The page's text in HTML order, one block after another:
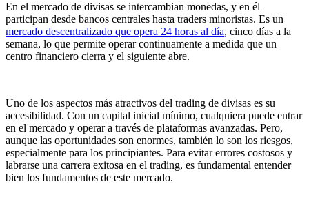
En el mercado de divisas se intercambian monedas, y en él
participan desde bancos centrales hasta traders minoristas. Es un
mercado descentralizado que opera 24 horas al día, cinco días a la
semana, lo que permite operar continuamente a medida que un
centro financiero cierra y el siguiente abre.
Uno de los aspectos más atractivos del trading de divisas es su
accesibilidad. Con un capital inicial mínimo, cualquiera puede entrar
en el mercado y operar a través de plataformas avanzadas. Pero,
aunque las oportunidades son enormes, también lo son los riesgos,
especialmente para los principiantes. Para evitar errores costosos y
labrarse una carrera exitosa en el trading, es fundamental entender
bien los fundamentos de este mercado.